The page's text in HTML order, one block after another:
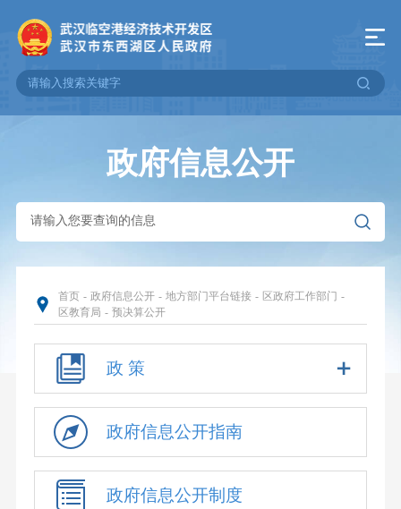
政府信息公开
首页 - 政府信息公开 - 地方部门平台链接 - 区政府工作部门 -
区教育局 - 预决算公开
政 策
政府信息公开指南
政府信息公开制度